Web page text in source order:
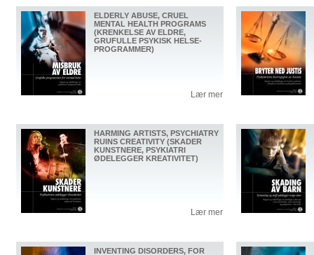
ELDERLY ABUSE, CRUEL
MENTAL HEALTH PROGRAMS
(KRENKELSE AV ELDRE,
GRUFULLE PSYKISK HELSE-
PROGRAMMER)
Lær mer
HARMING ARTISTS, PSYCHIATRY
RUINS CREATIVITY (SKADER
KUNSTNERE, PSYKIATRI
ØDELEGGER KREATIVITET)
Lær mer
INVENTING DISORDERS, FOR